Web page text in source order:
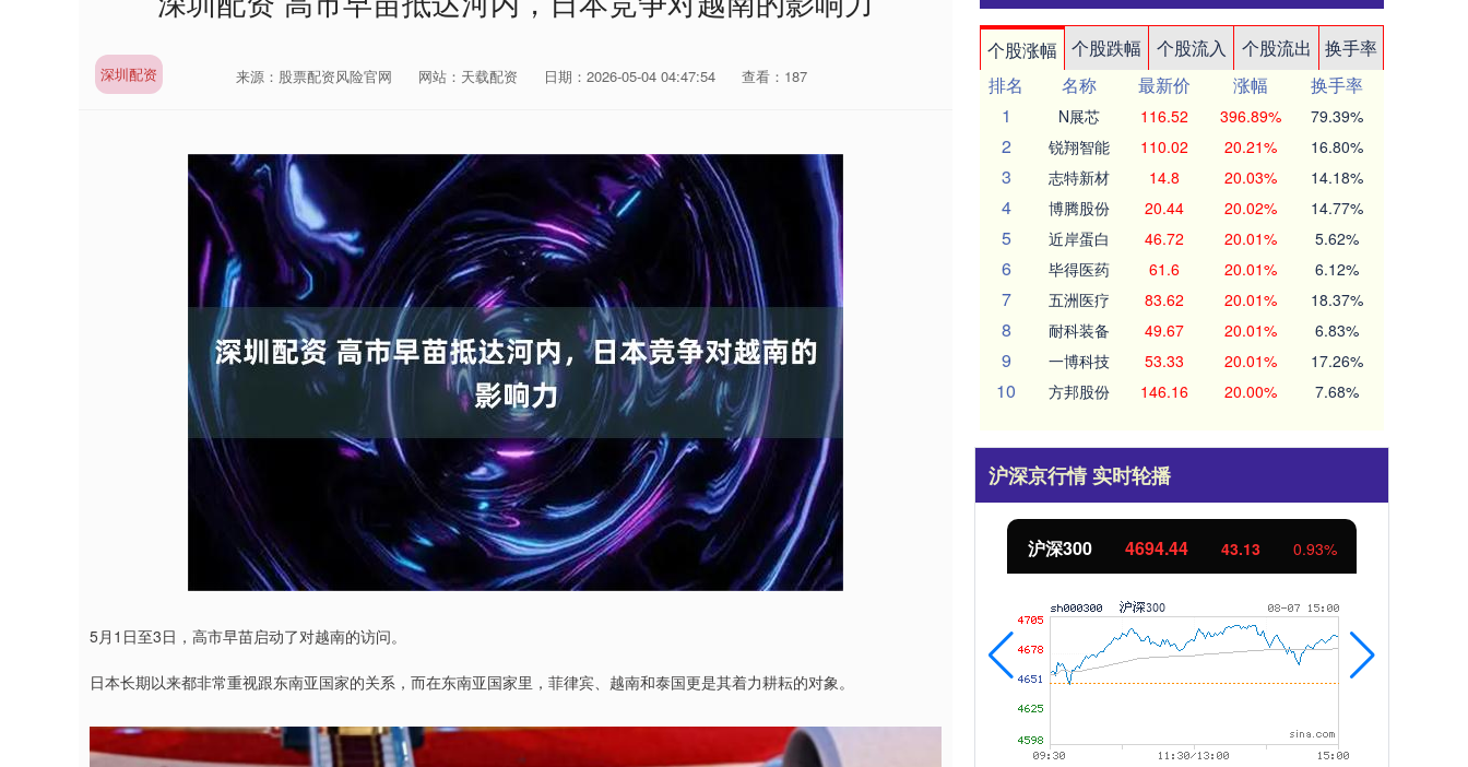
深圳配资 来源：股票配资风险官网 网站：天载配资 日期：2026-05-04 04:47:54 查看：187
5月1日至3日，高市早苗启动了对越南的访问。
日本长期以来都非常重视跟东南亚国家的关系，而在东南亚国家里，菲律宾、越南和泰国更是其着力耕耘的对象。
个股涨幅 个股跌幅 个股流入 个股流出
换手率
排名
名称 最新价 涨幅
换手率
1
N展芯 116.52 396.89% 79.39%
2 锐翔智能 110.02 20.21% 16.80%
3 志特新材 14.8 20.03% 14.18%
4 博腾股份 20.44 20.02% 14.77%
5 近岸蛋白 46.72 20.01% 5.62%
6 毕得医药 61.6 20.01% 6.12%
7 五洲医疗 83.62 20.01% 18.37%
8 耐科装备 49.67 20.01% 6.83%
9 一博科技 53.33 20.01% 17.26%
10 方邦股份 146.16 20.00% 7.68%
沪深京行情 实时轮播
深证成指 14311.01 200.89 1.42% 沪深300 4694.44 43.13 北证50 1134.24 11.37 1.01%